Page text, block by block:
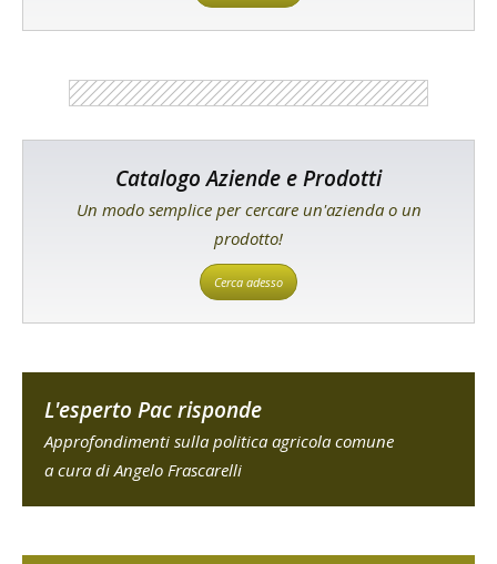
Catalogo Aziende e Prodotti
Un modo semplice per cercare un'azienda o un
prodotto!
Cerca adesso
L'esperto Pac risponde
Approfondimenti sulla politica agricola comune
a cura di Angelo Frascarelli